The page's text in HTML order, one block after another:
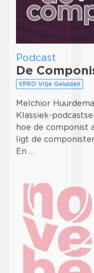
Podcast
De
VPRO Vrije Geluiden
Melchior
Klassiek-
hoe de componist
ligt de
En …